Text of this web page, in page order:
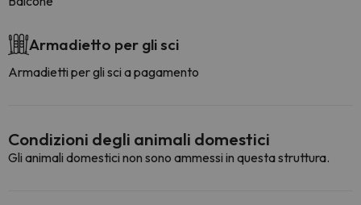
Armadietto per gli sci
Armadietti per gli sci a pagamento
Condizioni degli animali domestici
Gli animali domestici non sono ammessi in questa struttura.